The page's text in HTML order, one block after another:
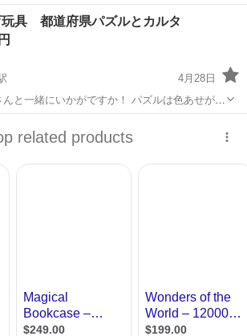
もかからないオトクな職場◎／稼ぎもしっか
製造・検査 クリーンル
製造や検...
野駅 その他
玩具 都道府県パズルとカルタ
4月28日
いかがですか！ パズルは色あせがあ
る方。